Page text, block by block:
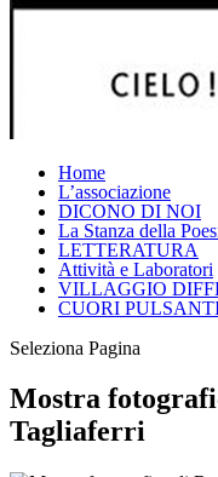
Home
L’associazione
DICONO DI NOI
La Stanza della
LETTERATURA
Attività e Laboratori
VILLAGGIO
CUORI
Seleziona Pagina
Mostra
Tagliaferri